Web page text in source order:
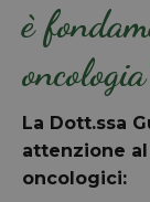
è
La Dott.ssa
attenzione
oncologici: